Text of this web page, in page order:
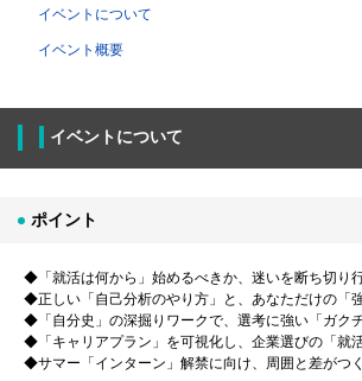
イベントについて
イベント概要
イベントについて
ポイント
◆「就活は何から」始めるべきか、迷いを断ち切り
◆正しい「自己分析のやり方」と、あなただけの「
◆「自分史」の深掘りワークで、選考に強い「ガク
◆「キャリアプラン」を可視化し、企業選びの「就
◆サマー「インターン」解禁に向け、周囲と差がつ